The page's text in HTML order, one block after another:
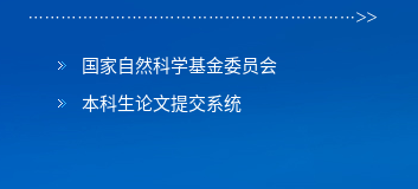
国家自然科学基金委员会
本科生论文提交系统